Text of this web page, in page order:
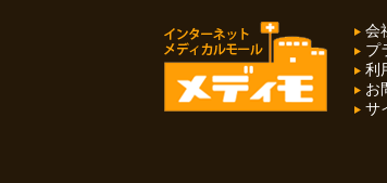
会
プ
利
お
サ